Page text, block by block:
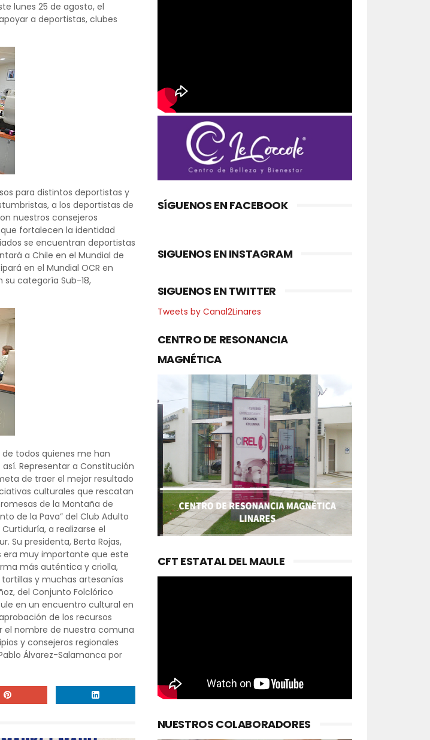
lunes 25 de agosto, el
a deportistas, clubes
para distintos deportistas y
a los deportistas de
nuestros consejeros
fortalecen la identidad
se encuentran deportistas
a Chile en el Mundial de
en el Mundial OCR en
su categoría Sub-18,
todos quienes me han
Representar a Constitución
de traer el mejor resultado
culturales que rescatan
de la Montaña de
de la Pava” del Club Adulto
a realizarse el
Su presidenta, Berta Rojas,
era muy importante que este
más auténtica y criolla,
y muchas artesanías
del Conjunto Folclórico
en un encuentro cultural en
de los recursos
el nombre de nuestra comuna
y consejeros regionales
Álvarez-Salamanca por
SÍGUENOS EN FACEBOOK
SIGUENOS EN INSTAGRAM
SIGUENOS EN TWITTER
Tweets by Canal2Linares
CENTRO DE RESONANCIA
MAGNÉTICA
CFT ESTATAL DEL MAULE
NUESTROS COLABORADORES